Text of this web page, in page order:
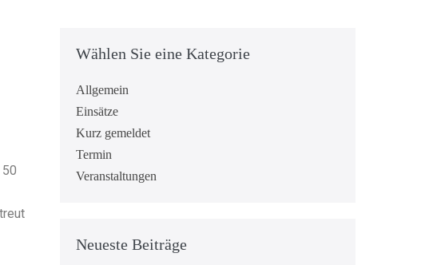
Wählen Sie eine Kategorie
Allgemein
Einsätze
Kurz gemeldet
Termin
Veranstaltungen
Neueste Beiträge